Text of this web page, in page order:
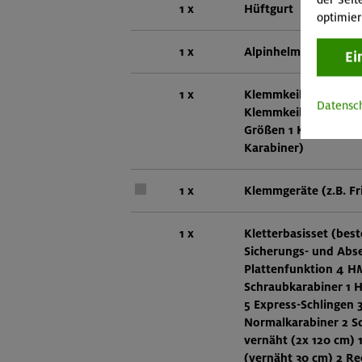
1 x Hüftgurt
1 x Alpinhelm
1 x
Klemmkeil-Set
Klemmkeilen mit
Größen 1
Karabiner)
1 x Klemmgeräte (z.B.
1 x
Kletterbasisset
Sicherungs- und
Plattenfunktion 4
Schraubkarabiner 1
5 Express-Schlingen 3
Normalkarabiner 2
vernäht (2x 120 cm)
(vernäht 30 cm) 2